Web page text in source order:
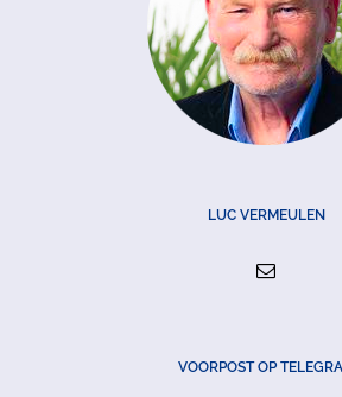
LUC VERMEULEN
VOORPOST OP